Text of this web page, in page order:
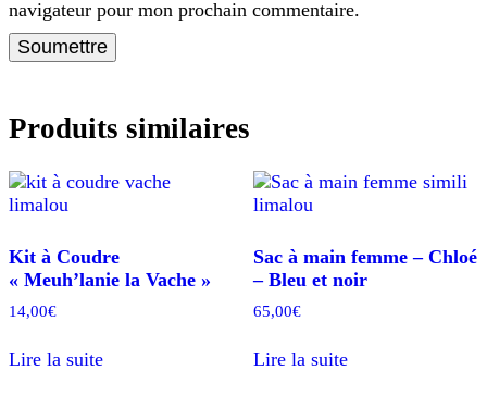
navigateur pour mon prochain commentaire.
Produits similaires
Kit à Coudre
« Meuh’lanie la Vache »
14,00€
Lire la suite
Sac à main femme – Chloé
– Bleu et noir
65,00€
Lire la suite